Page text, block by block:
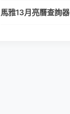
馬雅13月亮曆查詢器